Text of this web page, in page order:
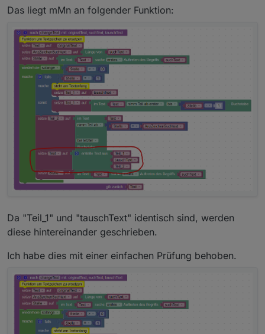
Das liegt mMn an folgender Funktion:
Da "Teil_1" und "tauschText" identisch sind, werden
diese hintereinander geschrieben.
Ich habe dies mit einer einfachen Prüfung behoben.